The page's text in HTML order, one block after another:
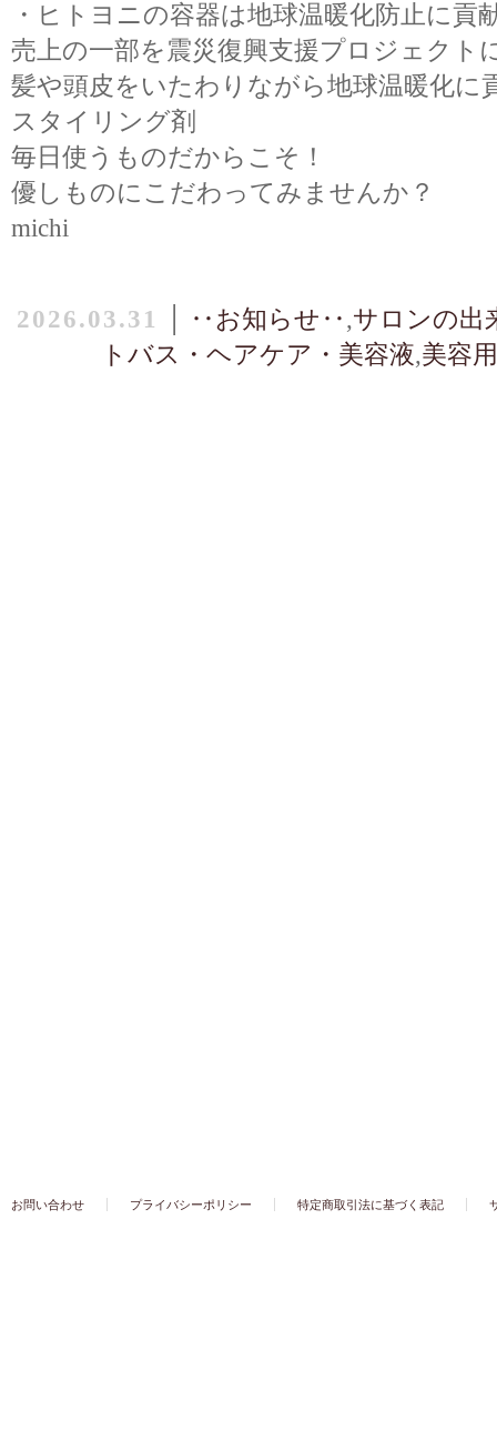
・ヒトヨニの容器は地球温暖化防止に貢
売上の一部を震災復興支援プロジェクト
髪や頭皮をいたわりながら地球温暖化に
スタイリング剤
毎日使うものだからこそ！
優しものにこだわってみませんか？
michi
2026.03.31 ‥お知らせ‥ ,サロンの出
トバス・ヘアケア・美容液,美容
お問い合わせ プライバシーポリシー 特定商取引法に基づく表記